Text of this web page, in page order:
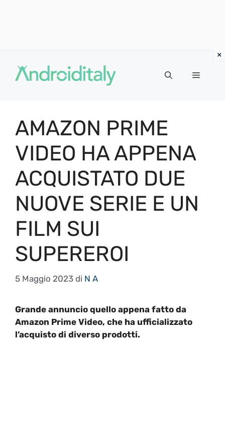
contenuto
MENU
AMAZON PRIME
VIDEO HA APPENA
ACQUISTATO DUE
NUOVE SERIE E UN
FILM SUI
SUPEREROI
5 Maggio 2023 di N A
Grande annuncio quello appena fatto da
Amazon Prime Video, che ha ufficializzato
l’acquisto di diverso prodotti.